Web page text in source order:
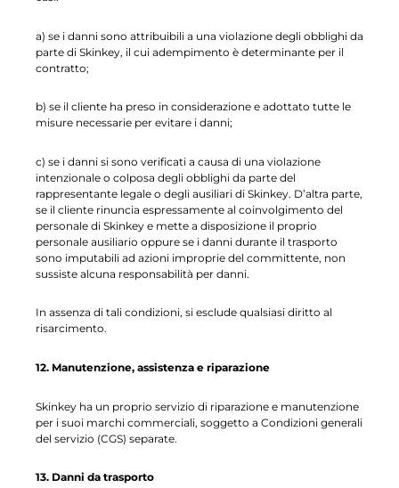
a) se i danni sono attribuibili a una violazione degli obblighi da
parte di Skinkey, il cui adempimento è determinante per il
contratto;
b) se il cliente ha preso in considerazione e adottato tutte le
misure necessarie per evitare i danni;
c) se i danni si sono verificati a causa di una violazione
intenzionale o colposa degli obblighi da parte del
rappresentante legale o degli ausiliari di Skinkey. D’altra parte,
se il cliente rinuncia espressamente al coinvolgimento del
personale di Skinkey e mette a disposizione il proprio
personale ausiliario oppure se i danni durante il trasporto
sono imputabili ad azioni improprie del committente, non
sussiste alcuna responsabilità per danni.
In assenza di tali condizioni, si esclude qualsiasi diritto al
risarcimento.
12. Manutenzione, assistenza e riparazione
Skinkey ha un proprio servizio di riparazione e manutenzione
per i suoi marchi commerciali, soggetto a Condizioni generali
del servizio (CGS) separate.
13. Danni da trasporto